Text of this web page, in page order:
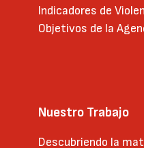
Indicadores de
Objetivos de la
Nuestro Trabajo
Descubriendo la